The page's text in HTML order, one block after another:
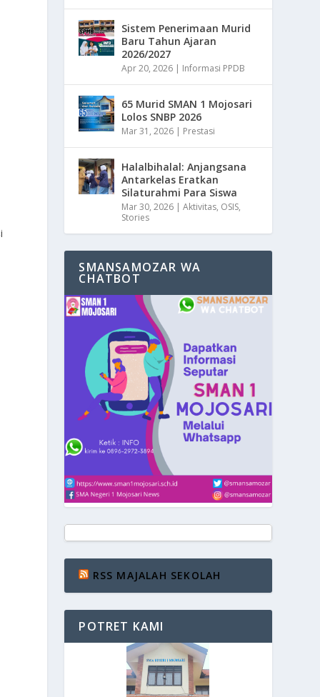
Sistem Penerimaan Murid
Baru Tahun Ajaran
2026/2027
Apr 20, 2026 Informasi PPDB
65 Murid SMAN 1 Mojosari
Lolos SNBP 2026
Mar 31, 2026 Prestasi
Halalbihalal: Anjangsana
Antarkelas Eratkan
Silaturahmi Para Siswa
Mar 30, 2026 |Aktivitas, OSIS,
Stories
SMANSAMOZAR WA
CHATBOT
RSS MAJALAH SEKOLAH
POTRET KAMI